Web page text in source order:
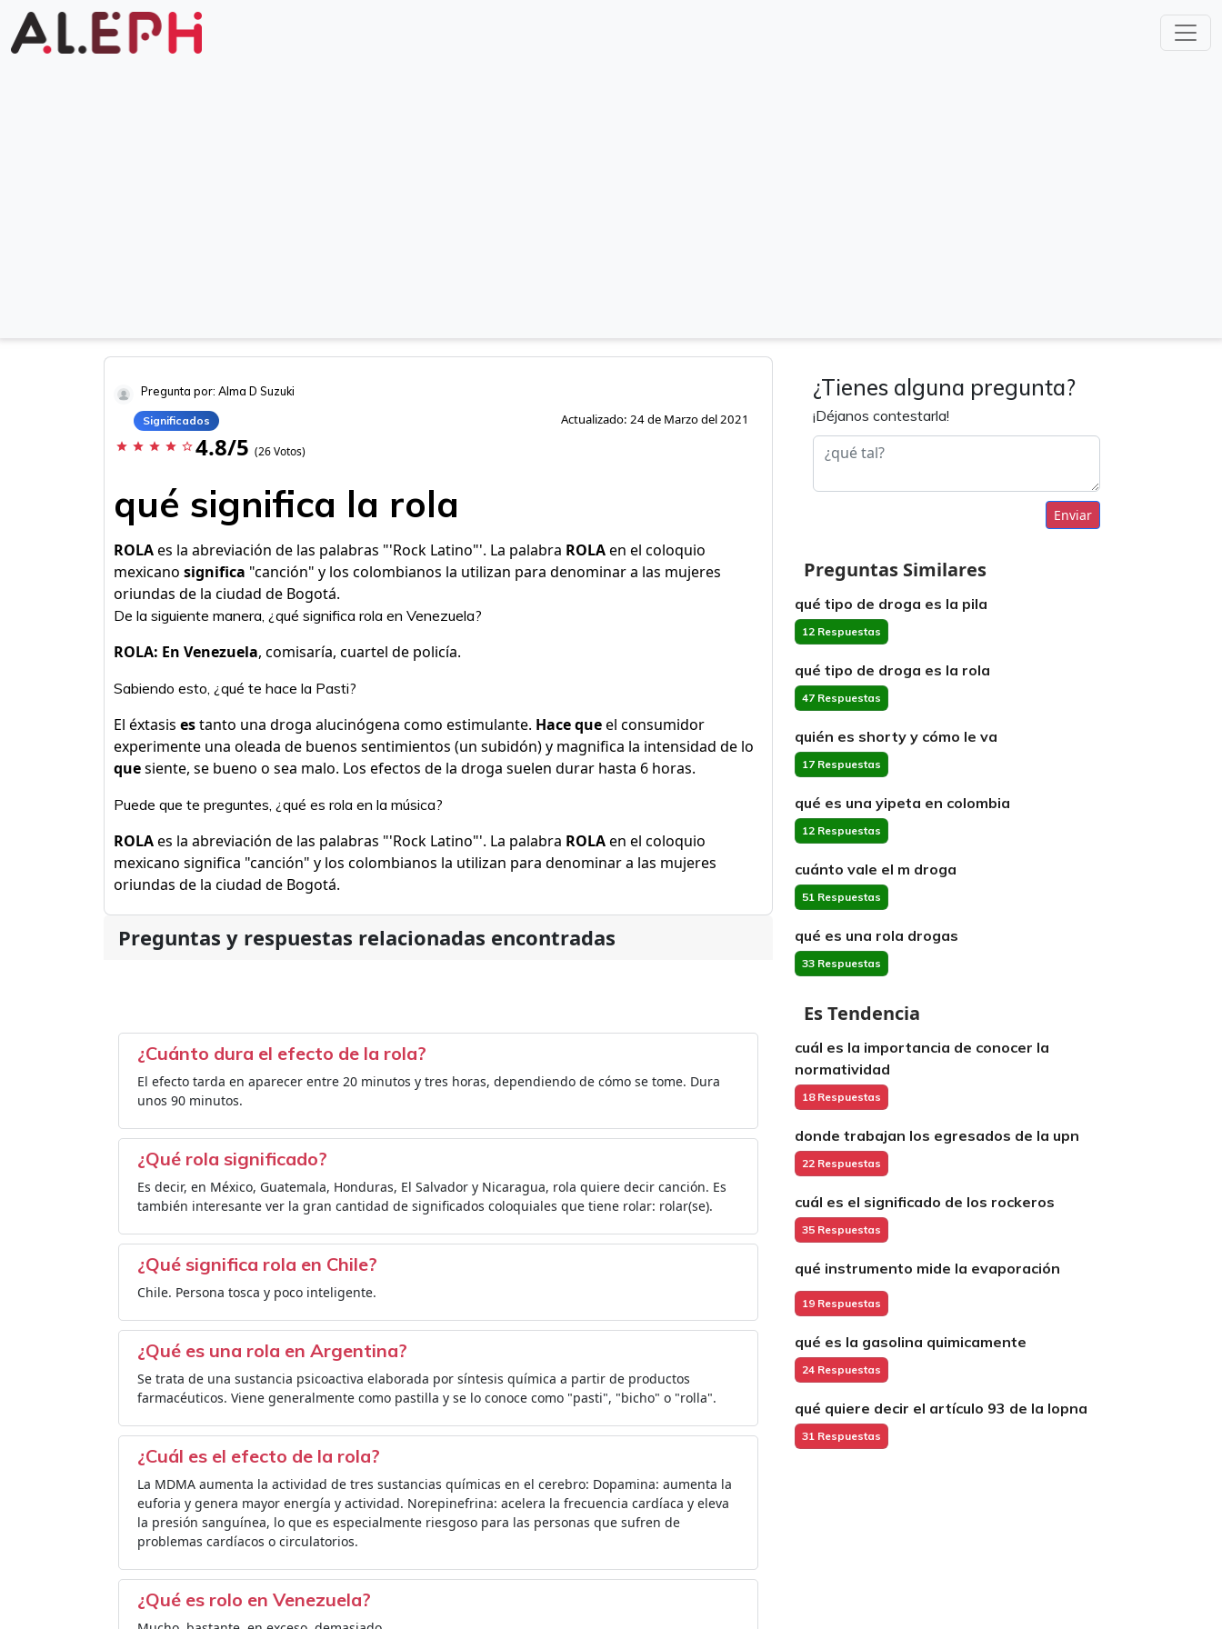
Pregunta por: Alma D Suzuki
Significados Actualizado: 24 de Marzo del 2021
star star star star star_border 4.8/5 (26 Votos)
qué significa la rola
ROLAes la abreviación de las palabras "'Rock Latino"'. La palabra ROLAen el coloquio
mexicano significa "canción" y los colombianos la utilizan para denominar a las mujeres
oriundas de la ciudad de Bogotá.
De la siguiente manera, ¿qué significa rola en Venezuela?
ROLA: En Venezuela, comisaría, cuartel de policía.
Sabiendo esto, ¿qué te hace la Pasti?
El éxtasis estanto una droga alucinógena como estimulante. Hace queel consumidor
experimente una oleada de buenos sentimientos (un subidón) y magnifica la intensidad de lo
quesiente, se bueno o sea malo. Los efectos de la droga suelen durar hasta 6 horas.
Puede que te preguntes, ¿qué es rola en la música?
ROLAes la abreviación de las palabras "'Rock Latino"'. La palabra ROLAen el coloquio
mexicano significa "canción" y los colombianos la utilizan para denominar a las mujeres
oriundas de la ciudad de Bogotá.
Preguntas y respuestas relacionadas encontradas
¿Cuánto dura el efecto de la rola?
El efecto tarda en aparecer entre 20 minutos y tres horas, dependiendo de cómo se tome. Dura
unos 90 minutos.
¿Qué rola significado?
Es decir, en México, Guatemala, Honduras, El Salvador y Nicaragua, rola quiere decir canción. Es
también interesante ver la gran cantidad de significados coloquiales que tiene rolar: rolar(se).
¿Qué significa rola en Chile?
Chile. Persona tosca y poco inteligente.
¿Qué es una rola en Argentina?
Se trata de una sustancia psicoactiva elaborada por síntesis química a partir de productos
farmacéuticos. Viene generalmente como pastilla y se lo conoce como "pasti", "bicho" o "rolla".
¿Cuál es el efecto de la rola?
La MDMA aumenta la actividad de tres sustancias químicas en el cerebro: Dopamina: aumenta la
euforia y genera mayor energía y actividad. Norepinefrina: acelera la frecuencia cardíaca y eleva
la presión sanguínea, lo que es especialmente riesgoso para las personas que sufren de
problemas cardíacos o circulatorios.
¿Qué es rolo en Venezuela?
¿Tienes alguna pregunta?
¡Déjanos contestarla!
Enviar
Preguntas Similares
qué tipo de droga es la pila
12 Respuestas
qué tipo de droga es la rola
47 Respuestas
quién es shorty y cómo le va
17 Respuestas
qué es una yipeta en colombia
12 Respuestas
cuánto vale el m droga
51 Respuestas
qué es una rola drogas
33 Respuestas
Es Tendencia
cuál es la importancia de conocer la
normatividad
18 Respuestas
donde trabajan los egresados de la upn
22 Respuestas
cuál es el significado de los rockeros
35 Respuestas
qué instrumento mide la evaporación
19 Respuestas
qué es la gasolina quimicamente
24 Respuestas
qué quiere decir el artículo 93 de la lopna
31 Respuestas